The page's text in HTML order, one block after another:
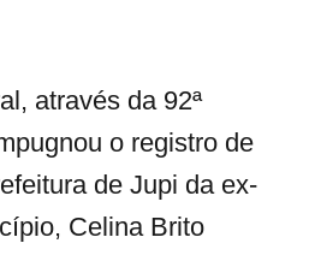
através da 92ª
o registro de
de Jupi da ex-
Celina Brito